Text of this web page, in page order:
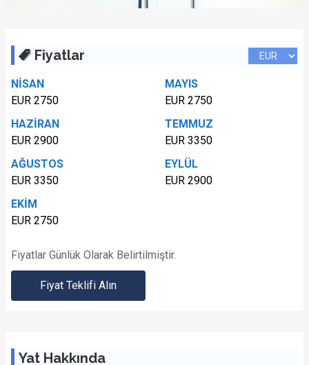
Fiyatlar
NİSAN
EUR 2750
MAYIS
EUR 2750
HAZİRAN
EUR 2900
TEMMUZ
EUR 3350
AĞUSTOS
EUR 3350
EYLÜL
EUR 2900
EKİM
EUR 2750
Fiyatlar Günlük Olarak Belirtilmiştir.
Fiyat Teklifi Alın
Yat Hakkında